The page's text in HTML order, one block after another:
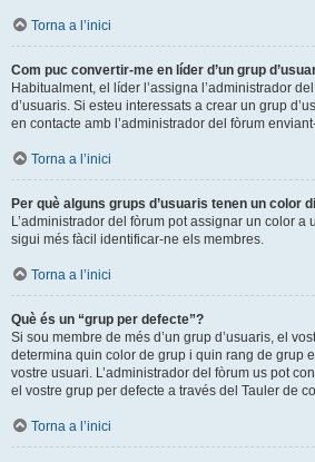
Torna a l’inici
Com puc convertir-me en líder d’un grup
Habitualment, el líder l’assigna l’administrador
d’usuaris. Si esteu interessats a crear un grup
en contacte amb l’administrador del fòrum
Torna a l’inici
Per què alguns grups d’usuaris tenen un color
L’administrador del fòrum pot assignar un color a
sigui més fàcil identificar-ne els membres.
Torna a l’inici
Què és un “grup per defecte”?
Si sou membre de més d’un grup d’usuaris, el
determina quin color de grup i quin rang de grup
vostre usuari. L’administrador del fòrum us pot
el vostre grup per defecte a través del Tauler de
Torna a l’inici